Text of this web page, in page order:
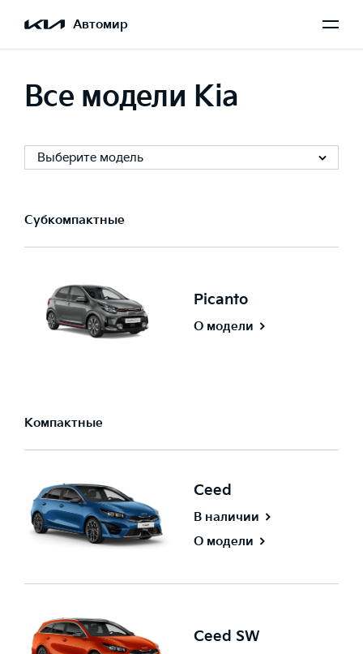
Автомир
Все модели Kia
Выберите модель
Субкомпактные
Picanto
О модели
Компактные
Ceed
В наличии
О модели
Ceed SW